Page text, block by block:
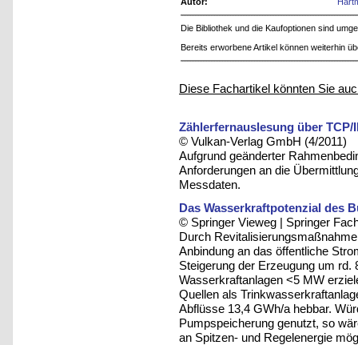
Die Bibliothek und die Kaufoptionen sind
Bereits erworbene Artikel können weiterhin
Diese Fachartikel könnten Sie
Zählerfernauslesung über TCP/
© Vulkan-Verlag GmbH (4/2011)
Aufgrund geänderter
Anforderungen an die
Messdaten.
Das Wasserkraftpotenzial des
© Springer Vieweg | Springer
Durch
Anbindung an das öffentliche
Steigerung der Erzeugung um
Wasserkraftanlagen <5 MW
Quellen als
Abflüsse 13,4 GWh/a hebbar.
Pumpspeicherung genutzt, so
an Spitzen- und Regelenergie